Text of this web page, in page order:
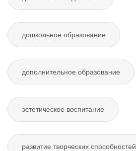
дошкольное образование
дополнительное образование
эстетическое воспитание
развитие творческих способностей